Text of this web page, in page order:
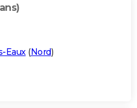
Eaux(Nord)